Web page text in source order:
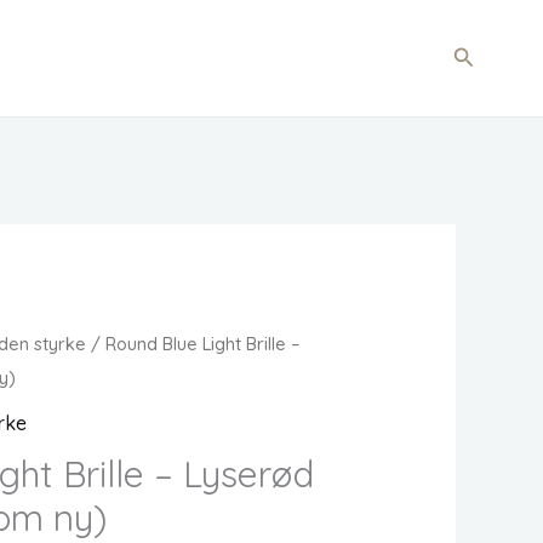
Søg
styrke / Round Blue Light Brille –
Brille – Lyserød
ny)